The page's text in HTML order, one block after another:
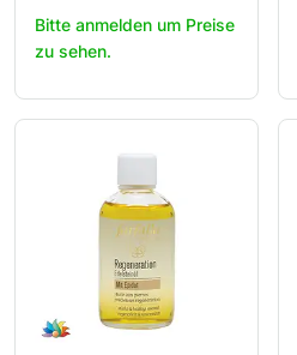
Bitte anmelden um Preise
zu sehen.